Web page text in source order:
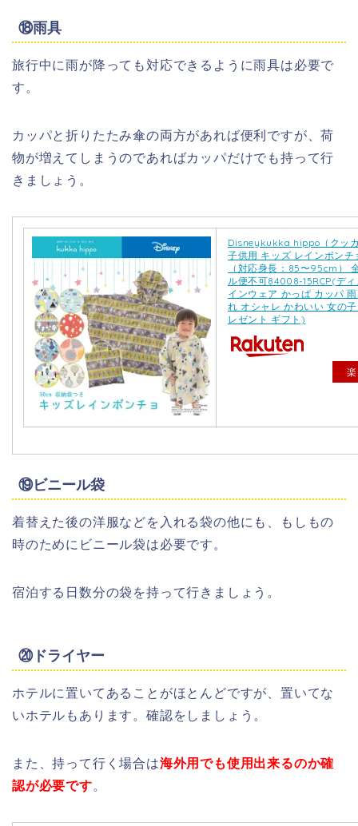
⑱雨具
旅行中に雨が降っても対応できるように雨具は必要で
す。
カッパと折りたたみ傘の両方があれば便利ですが、荷
物が増えてしまうのであればカッパだけでも持って行
きましょう。
Disneykukka hippo（クッ
子供用 キッズ レインポン
（対応身長：85〜95cm）
ル便不可84008-15RCP(デ
インウェア かっぱ カッパ
れ オシャレ かわいい 女の
レゼント ギフト)
⑲ビニール袋
着替えた後の洋服などを入れる袋の他にも、もしもの
時のためにビニール袋は必要です。
宿泊する日数分の袋を持って行きましょう。
⑳ドライヤー
ホテルに置いてあることがほとんどですが、置いてな
いホテルもあります。確認をしましょう。
また、持って行く場合は海外用でも使用出来るのか確
認が必要です。